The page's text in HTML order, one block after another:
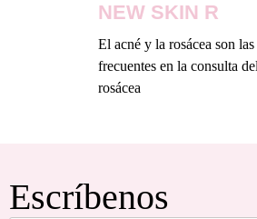
NEW SKIN R
El acné y la rosácea son
frecuentes en la consulta
rosácea
Escríbenos